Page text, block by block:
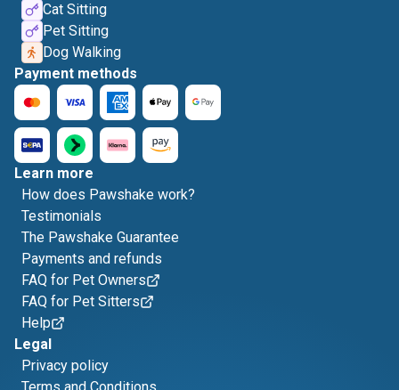
Cat Sitting
Pet Sitting
Dog Walking
Payment methods
Learn more
How does Pawshake work?
Testimonials
The Pawshake Guarantee
Payments and refunds
FAQ for Pet Owners
FAQ for Pet Sitters
Help
Legal
Privacy policy